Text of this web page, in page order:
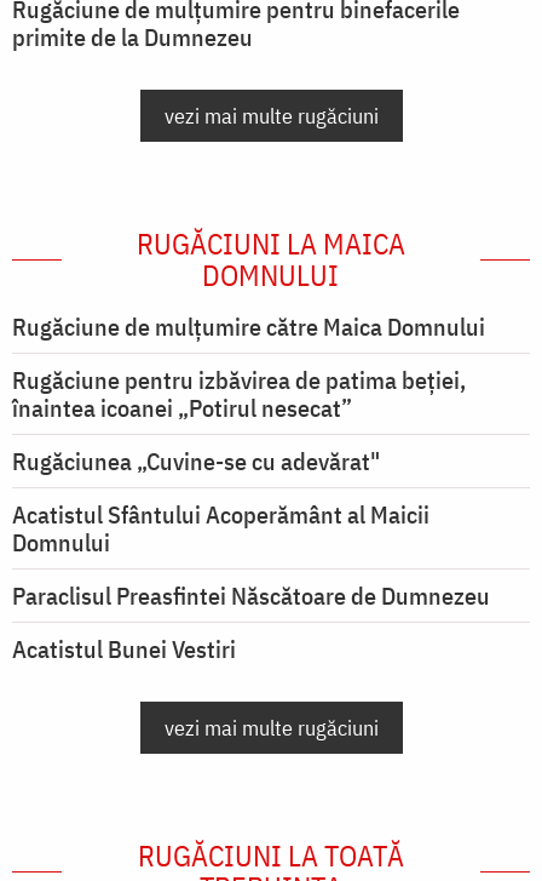
Rugăciune de mulțumire pentru binefacerile
primite de la Dumnezeu
vezi mai multe rugăciuni
RUGĂCIUNI LA MAICA
DOMNULUI
Rugăciune de mulţumire către Maica Domnului
Rugăciune pentru izbăvirea de patima beției,
înaintea icoanei „Potirul nesecat”
Rugăciunea „Cuvine-se cu adevărat"
Acatistul Sfântului Acoperământ al Maicii
Domnului
Paraclisul Preasfintei Născătoare de Dumnezeu
Acatistul Bunei Vestiri
vezi mai multe rugăciuni
RUGĂCIUNI LA TOATĂ